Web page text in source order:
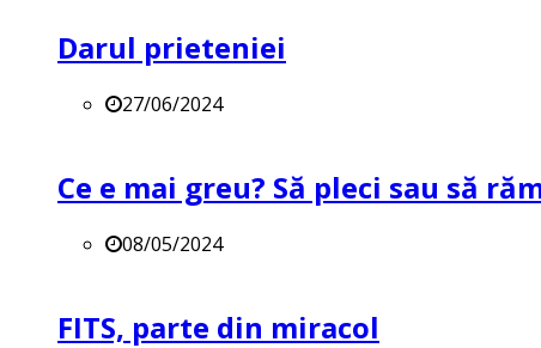
Darul prieteniei
27/06/2024
Ce e mai greu? Să pleci sau să
08/05/2024
FITS, parte din miracol